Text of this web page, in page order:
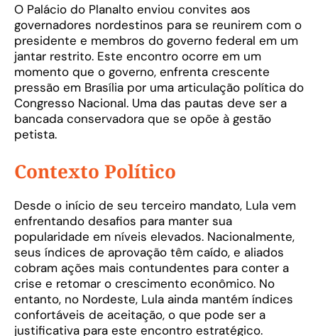
O Palácio do Planalto enviou convites aos
governadores nordestinos para se reunirem com o
presidente e membros do governo federal em um
jantar restrito. Este encontro ocorre em um
momento que o governo, enfrenta crescente
pressão em Brasília por uma articulação política do
Congresso Nacional. Uma das pautas deve ser a
bancada conservadora que se opõe à gestão
petista.
Contexto Político
Desde o início de seu terceiro mandato, Lula vem
enfrentando desafios para manter sua
popularidade em níveis elevados. Nacionalmente,
seus índices de aprovação têm caído, e aliados
cobram ações mais contundentes para conter a
crise e retomar o crescimento econômico. No
entanto, no Nordeste, Lula ainda mantém índices
confortáveis de aceitação, o que pode ser a
justificativa para este encontro estratégico.